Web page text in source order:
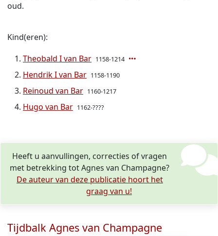
oud.
Kind(eren):
Theobald I van Bar 1158-1214
Hendrik I van Bar 1158-1190
Reinoud van Bar 1160-1217
Hugo van Bar 1162-????
Heeft u aanvullingen, correcties of vragen
met betrekking tot Agnes van Champagne?
De auteur van deze publicatie hoort het
graag van u!
Tijdbalk Agnes van Champagne